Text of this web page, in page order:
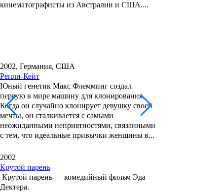
кинематографисты из Австралии и США....
2002, Германия, США
Репли-Кейт
Юный генетик Макс Флемминг создал
первую в мире машину для клонирования.
Когда он случайно клонирует девушку своей
мечты, он сталкивается с самыми
неожиданными неприятностями, связанными
с тем, что идеальные привычки женщины в...
2002
Крутой парень
Крутой парень — комедийный фильм Эда
Дектера.